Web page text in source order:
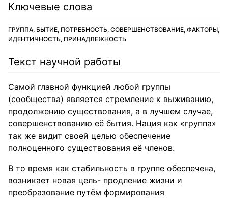
Ключевые слова
ГРУППА, БЫТИЕ, ПОТРЕБНОСТЬ, СОВЕРШЕНСТВОВАНИЕ, ФАКТОРЫ,
ИДЕНТИЧНОСТЬ, ПРИНАДЛЕЖНОСТЬ
Текст научной работы
Самой главной функцией любой группы
(сообщества) является стремление к выживанию,
продолжению существования, а в лучшем случае,
совершенствованию её бытия. Нация как «группа»
так же видит своей целью обеспечение
полноценного существования её членов.
В то время как стабильность в группе обеспечена,
возникает новая цель- продление жизни и
преобразование путём формирования